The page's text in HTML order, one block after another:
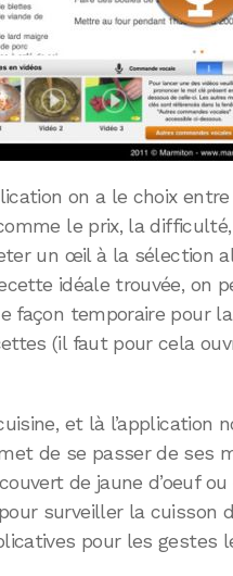
on a le choix
le prix, la
un œil à la sélection
idéale trouvée, on
façon temporaire pour
(il faut pour cela
et là l’application
de se passer de ses
de jaune d’oeuf
surveiller la cuisson
pour les gestes